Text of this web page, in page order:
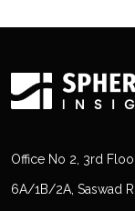
Office No 2, 3rd
6A/1B/2A, Saswad